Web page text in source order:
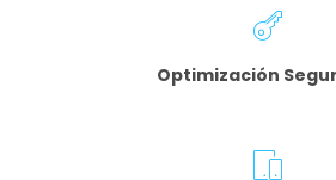
Optimización